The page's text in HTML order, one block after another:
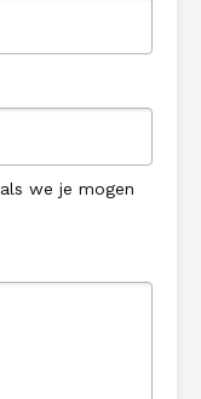
we je mogen